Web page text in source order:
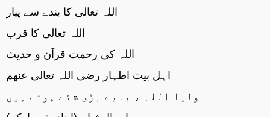
اللہ تعالی کا بندے سے پیار
اللہ تعالی کا قرب
اللہ کی رحمت قرآن و حدیث
اہل بیت اطہار رضی اللہ تعالی عنھم
اولیا اللہ ، بابے بڑی شئے ہوتے ہیں